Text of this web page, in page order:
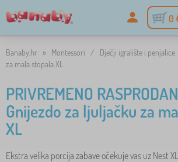
0
Banaby.hr » Montessori / Dječji igralište i penjalice
za mala stopala XL
PRIVREMENO
Gnijezdo za ljuljačku za
XL
Ekstra velika porcija zabave očekuje vas uz Nest